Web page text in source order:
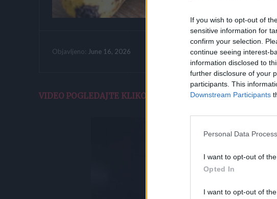
If you wish to opt-out of
sensitive information for
confirm your selection.
continue seeing interest-
information disclosed to
further disclosure of your
participants. This
Downstream Participants
Personal Data
I want to opt-out of
Opted In
I want to opt-out of
Objavljeno: June 16, 2026 Vrijeme citanja:Manje od 1min.
VIDEO POGLEDAJTE KLIKOM OVDE.